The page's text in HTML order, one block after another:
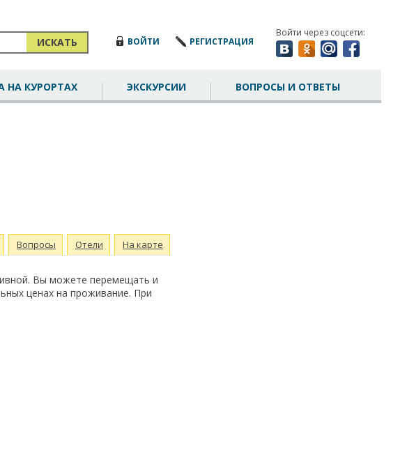
ИСКАТЬ ВОЙТИ РЕГИСТРАЦИЯ
Войти через соцсети:
НА КУРОРТАХ ЭКСКУРСИИ ВОПРОСЫ И ОТВЕТЫ
Вопросы Отели На карте
Вы можете перемещать и
ценах на проживание. При